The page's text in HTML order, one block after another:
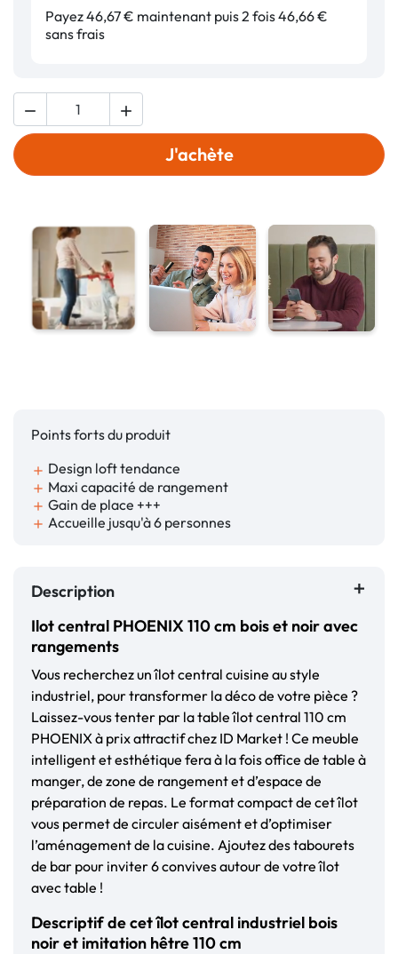
Payez 46,67 € maintenant puis 2 fois 46,66 €
sans frais
 
J'achète
Points forts du produit
add Design loft tendance
add Maxi capacité de rangement
add Gain de place +++
add Accueille jusqu'à 6 personnes
Description
Ilot central PHOENIX 110 cm bois et noir avec
rangements
Vous recherchez un îlot central cuisine au style
industriel, pour transformer la déco de votre pièce ?
Laissez-vous tenter par la table îlot central 110 cm
PHOENIX à prix attractif chez ID Market ! Ce meuble
intelligent et esthétique fera à la fois office de table à
manger, de zone de rangement et d’espace de
préparation de repas. Le format compact de cet îlot
vous permet de circuler aisément et d’optimiser
l’aménagement de la cuisine. Ajoutez des tabourets
de bar pour inviter 6 convives autour de votre îlot
avec table !
Descriptif de cet îlot central industriel bois
noir et imitation hêtre 110 cm